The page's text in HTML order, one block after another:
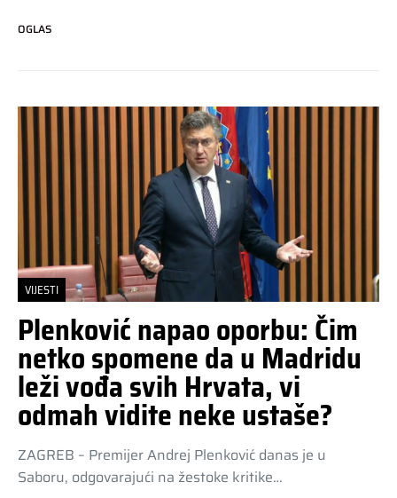
OGLAS
VIJESTI
Plenković napao oporbu: Čim
netko spomene da u Madridu
leži vođa svih Hrvata, vi
odmah vidite neke ustaše?
ZAGREB – Premijer Andrej Plenković danas je u
Saboru, odgovarajući na žestoke kritike…